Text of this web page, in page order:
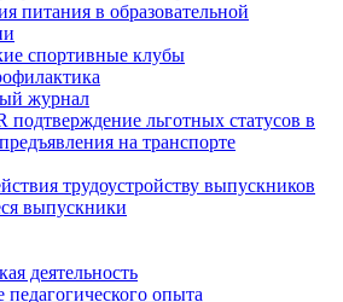
питания в образовательной
спортивные клубы
журнал
льготных статусов в
на транспорте
трудоустройству выпускников
выпускники
деятельность
опыта